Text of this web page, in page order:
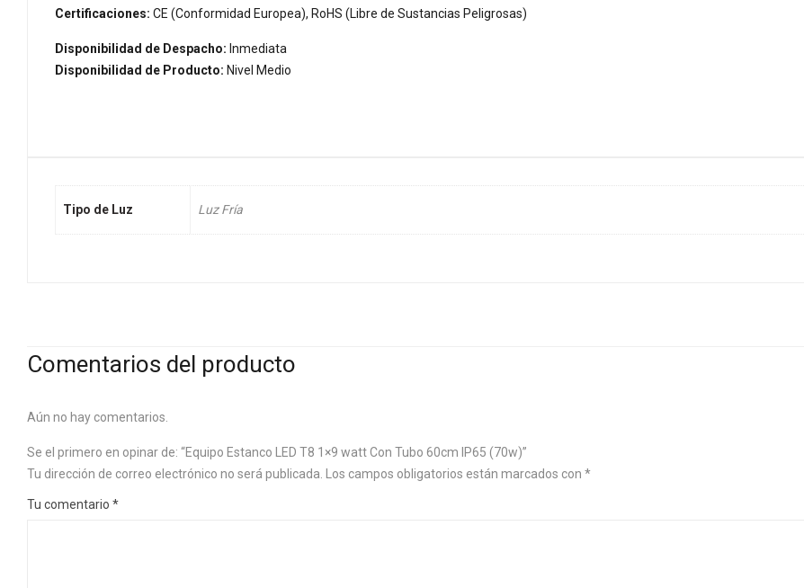
Certificaciones: CE (Conformidad Europea), RoHS (Libre de Sustancias Peligrosas)
Disponibilidad de Despacho: Inmediata
Disponibilidad de Producto: Nivel Medio
Tipo de Luz Luz Fría
Comentarios del producto
Aún no hay comentarios.
Se el primero en opinar de: “Equipo Estanco LED T8 1×9 watt Con Tubo 60cm IP65 (70w)”
Tu dirección de correo electrónico no será publicada.
Los campos obligatorios están marcados con *
Tu comentario *